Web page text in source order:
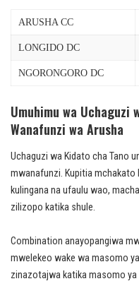
ARUSHA CC
LONGIDO DC
NGORONGORO DC
Umuhimu wa Uchaguzi
Wanafunzi wa Arusha
Uchaguzi wa Kidato cha Tano
mwanafunzi. Kupitia mchakato
kulingana na ufaulu wao,
zilizopo katika shule.
Combination anayopangiwa
mwelekeo wake wa masomo
zinazotajwa katika masomo ya